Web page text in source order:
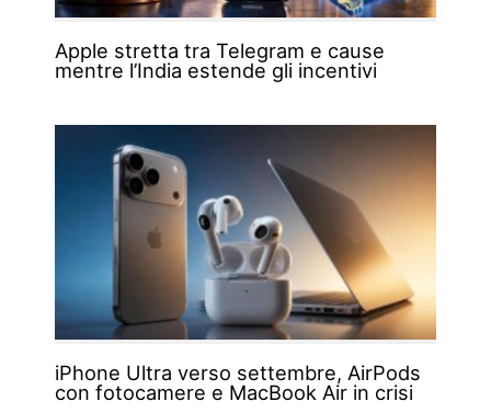
Apple stretta tra Telegram e cause
mentre l’India estende gli incentivi
iPhone Ultra verso settembre, AirPods
con fotocamere e MacBook Air in crisi